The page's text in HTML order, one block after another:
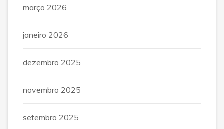
março 2026
janeiro 2026
dezembro 2025
novembro 2025
setembro 2025